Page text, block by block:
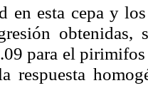
en esta cepa y
para el
respuesta